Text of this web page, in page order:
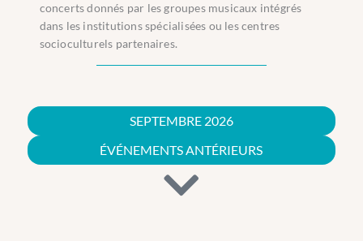
concerts donnés par les groupes musicaux intégrés
dans les institutions spécialisées ou les centres
socioculturels partenaires.
SEPTEMBRE 2026
ÉVÉNEMENTS ANTÉRIEURS